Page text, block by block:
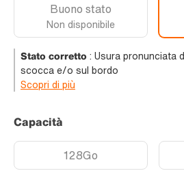
Buono stato
Non disponibile
Stato corretto: Usura pronunciata
scocca e/o sul bordo
Scopri di più
Capacità
128Go